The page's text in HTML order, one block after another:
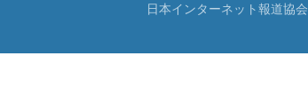
日本インターネット報道協会